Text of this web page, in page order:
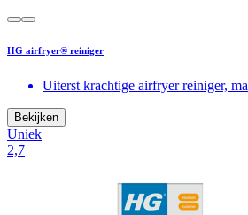
HG airfryer® reiniger
Uiterst krachtige airfryer reiniger,
Bekijken
Uniek
2,7